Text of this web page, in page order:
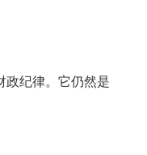
政纪律。它仍然是